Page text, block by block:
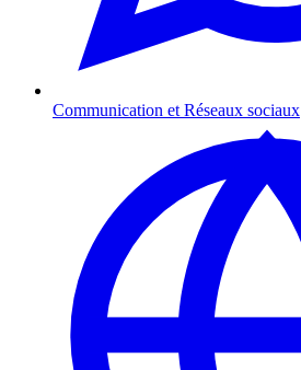
Communication et Réseaux sociaux